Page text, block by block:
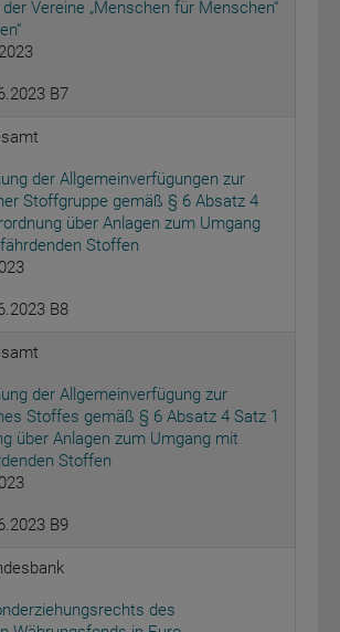
Vereine „Menschen für Menschen“
B7
der Allgemeinverfügungen zur
Stoffgruppe gemäß § 6 Absatz 4
über Anlagen zum Umgang
Stoffen
B8
der Allgemeinverfügung zur
Stoffes gemäß § 6 Absatz 4 Satz 1
über Anlagen zum Umgang mit
Stoffen
B9
des